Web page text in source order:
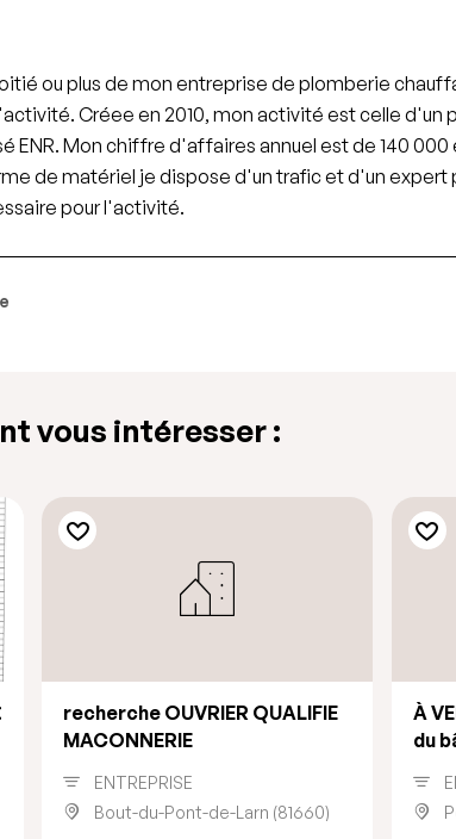
ou plus de mon entreprise de plomberie
Créee en 2010, mon activité est celle d'un
ENR. Mon chiffre d'affaires annuel est de 140 000
de matériel je dispose d'un trafic et d'un expert
pour l'activité.
vous intéresser :
recherche OUVRIER QUALIFIE
MACONNERIE
ENTREPRISE
Bout-du-Pont-de-Larn (81660)
À
du